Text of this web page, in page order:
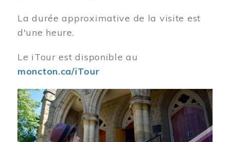
La durée approximative de la visite est
d'une heure.
Le iTour est disponible au
moncton.ca/iTour